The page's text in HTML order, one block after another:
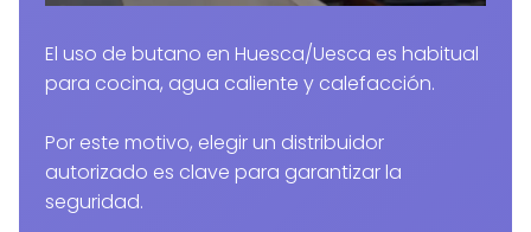
El uso de butano en Huesca/Uesca es habitual
para cocina, agua caliente y calefacción.
Por este motivo, elegir un distribuidor
autorizado es clave para garantizar la
seguridad.